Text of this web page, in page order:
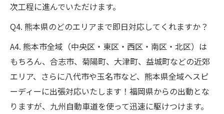
次工程に進んでいただけます。
Q4. 熊本県のどのエリアまで即日対応してくれますか？
A4. 熊本市全域（中央区・東区・西区・南区・北区）は
もちろん、合志市、菊陽町、大津町、益城町などの近郊
エリア、さらに八代市や玉名市など、熊本県全域へスピ
ーディーに出張対応いたします！福岡県からの出動とな
りますが、九州自動車道を使って迅速に駆けつけます。